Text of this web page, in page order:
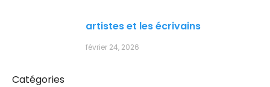
artistes et les écrivains
février 24, 2026
Catégories